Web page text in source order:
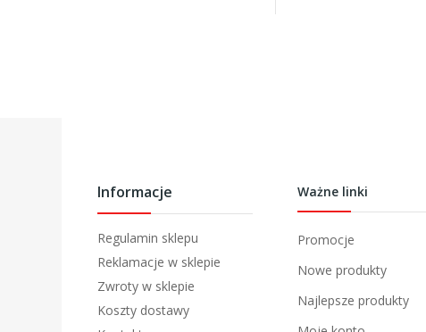
Informacje
Regulamin sklepu
Reklamacje w sklepie
Zwroty w sklepie
Koszty dostawy
Ważne linki
Promocje
Nowe produkty
Najlepsze produkty